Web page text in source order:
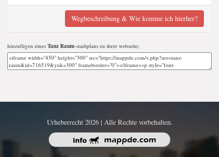
Wegbeschreibung & Wie komme ich hierher?
hinzufügen eines Tanz Raum-stadtplans zu ihrer webseite;
Urheberrecht 2026 | Alle Rechte vorbehalten.